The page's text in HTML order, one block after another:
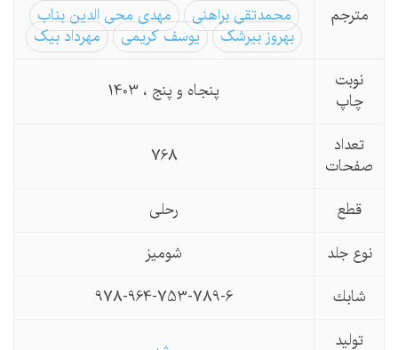
مترجم
محمدتقی براهنی
مهدی محی الدین بناب
بهروز بیرشک
یوسف كریمی
مهرداد بیک
نوبت
چاپ
پنجاه و پنج ، 1403
تعداد
صفحات
768
قطع
رحلی
نوع جلد
شومیز
شابك
978-964-753-789-6
تولید